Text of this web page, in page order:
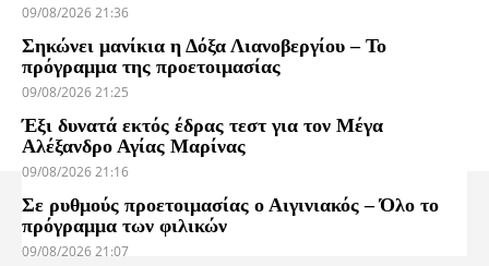
09/08/2026 21:36
Σηκώνει μανίκια η Δόξα Λιανοβεργίου – Το
πρόγραμμα της προετοιμασίας
09/08/2026 21:25
Έξι δυνατά εκτός έδρας τεστ για τον Μέγα
Αλέξανδρο Αγίας Μαρίνας
09/08/2026 21:16
Σε ρυθμούς προετοιμασίας ο Αιγινιακός – Όλο το
πρόγραμμα των φιλικών
09/08/2026 21:07